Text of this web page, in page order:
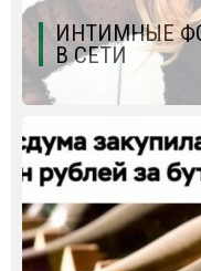
ИНТИМНЫЕ
В СЕТИ